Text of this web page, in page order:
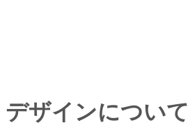
デザインについて